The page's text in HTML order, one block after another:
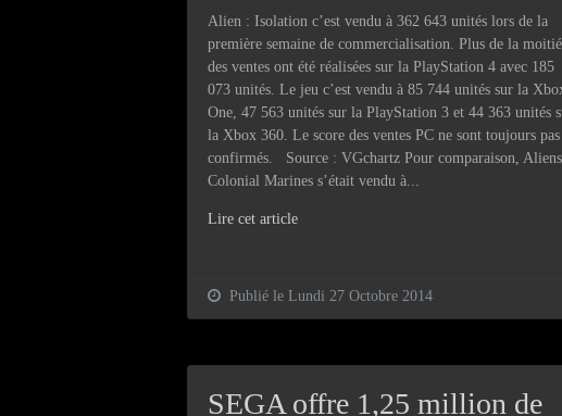
Alien : Isolation c’est vendu à 362 643 unités lors de la
première semaine de commercialisation. Plus de la moitié
des ventes ont été réalisées sur la PlayStation 4 avec 185
073 unités. Le jeu c’est vendu à 85 744 unités sur la
One, 47 563 unités sur la PlayStation 3 et 44 363 unités
la Xbox 360. Le score des ventes PC ne sont toujours pas
confirmés. Source : VGchartz Pour comparaison,
Colonial Marines s’était vendu à...
Lire cet article
Publié le Lundi 27 Octobre 2014
SEGA offre 1,25 million de